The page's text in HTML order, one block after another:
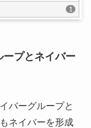
ープとネイバー
バーグループと
ネイバーを形成